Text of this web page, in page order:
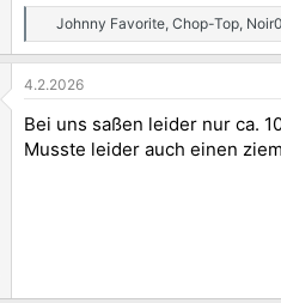
e
a
k
i
o
Johnny Favorite, Chop-Top,
4.2.2026
Bei uns saßen leider nur ca.
Musste leider auch einen